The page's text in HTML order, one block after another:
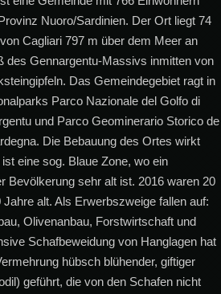
Nuoro/Sardinien. Der Ort liegt 74
Cagliari 797 m über dem Meer an
des Gennargentu-Massivs inmitten von
Das Gemeindegebiet ragt in
Parco Nazionale del Golfo di
und Parco Geominerario Storico de
Die Bebauung des Ortes wirkt
eine sog. Blaue Zone, wo ein
Bevölkerung sehr alt ist. 2016 waren 20
Jahre alt. Als Erwerbszweige fallen auf:
Olivenanbau, Forstwirtschaft und
Schafbeweidung von Hanglagen hat
hübsch blühender, giftiger
geführt, die von den Schafen nicht